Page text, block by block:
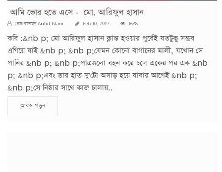
আমি ভোর হতে এসে - মো. আরিফুল হাসান
পোস্ট করেছেনAriful Islam Feb 10, 2019 1688
কবি :&nb p; মো আরিফুল হাসান ক্লান্ত হওয়ার পুর্বেই যতটুকু সম্ভব
এগিয়ে যাই &nb p; &nb p;যেমন কোনো বাগানের মালী, যখোন সে
পানির &nb p; &nb p;পাত্রগুলো বহন করে চলে একের পর এক &nb
p; &nb p;এবং তার হাত দু'টো অসাড় হয়ে যাবার আগেই &nb p;
&nb p;সে নিষ্ঠার সাথে কাজ চালায়..
আরও পড়ুন